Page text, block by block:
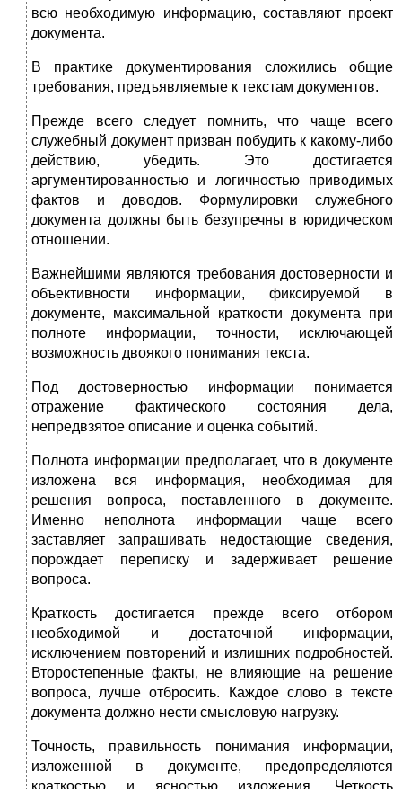
всю необходимую ин­формацию, составляют проект
документа.
В практике документирования сложились общие
требования, предъявляемые к текстам документов.
Прежде всего следует помнить, что чаще всего
служебный документ призван побудить к какому-либо
действию, убедить. Это достигается
аргументированностью и логичностью приво­димых
фактов и доводов. Формулировки служебного
документа должны быть безупречны в юридическом
отношении.
Важнейшими являются требования достоверности и
объек­тивности информации, фиксируемой в
документе, максималь­ной краткости документа при
полноте информации, точности, исключающей
возможность двоякого понимания текста.
Под достоверностью информации понимается
отражение фактического состояния дела,
непредвзятое описание и оцен­ка событий.
Полнота информации предполагает, что в документе
изло­жена вся информация, необходимая для
решения вопроса, по­ставленного в документе.
Именно неполнота информации чаще всего
заставляет запрашивать недостающие сведения,
порождает переписку и задерживает решение
вопроса.
Краткость достигается прежде всего отбором
необходимой и достаточной информации,
исключением повторений и излиш­них подробностей.
Второстепенные факты, не влияющие на ре­шение
вопроса, лучше отбросить. Каждое слово в тексте
доку­мента должно нести смысловую нагрузку.
Точность, правильность понимания информации,
изложенной в документе, предопределяются